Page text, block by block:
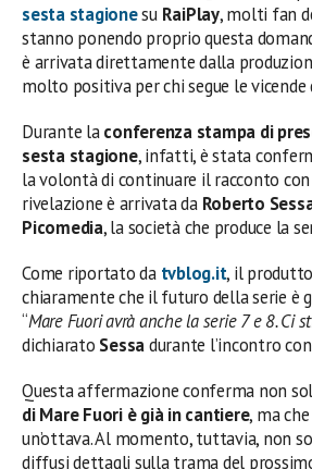
sesta stagionesu RaiPlay, molti fan
stanno ponendo proprio questa
è arrivata direttamente dalla
molto positiva per chi segue le vicende
Durante laconferenza stampa di
sesta stagione, infatti, è stata
la volontà di continuare il racconto con
rivelazione è arrivata da Roberto
Picomedia, la società che produce la
Come riportato da tvblog.it, il
chiaramente che il futuro della serie è
“Mare Fuori avrà anche la serie 7 e 8. Ci
dichiarato Sessadurante l’incontro
Questa affermazione conferma non
di Mare Fuori è già in cantiere, ma
un’ottava. Al momento, tuttavia, non
diffusi dettagli sulla trama del